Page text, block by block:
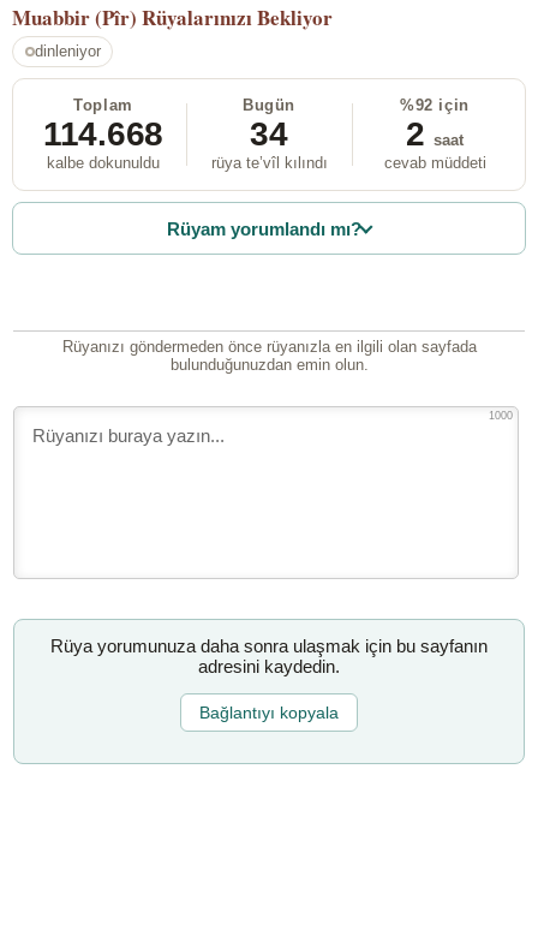
Muabbir (Pîr) Rüyalarınızı Bekliyor
dinleniyor
Toplam
114.668
kalbe dokunuldu
Bugün
34
rüya te’vîl kılındı
%92 için
2 saat
cevab müddeti
Rüyam yorumlandı mı?
Rüyanızı göndermeden önce rüyanızla en ilgili olan sayfada
bulunduğunuzdan emin olun.
1000
Rüya yorumunuza daha sonra ulaşmak için bu sayfanın
adresini kaydedin.
Bağlantıyı kopyala